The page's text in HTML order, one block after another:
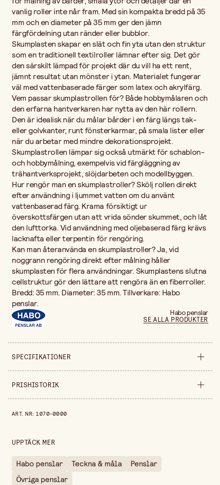
vanlig roller inte når fram. Med sin kompakta bredd på 35
mm och en diameter på 35 mm ger den jämn
färgfördelning utan ränder eller bubblor.
Skumplasten skapar en slät och fin yta utan den struktur
som en traditionell textilroller lämnar efter sig. Det gör
den särskilt lämpad för projekt där du vill ha ett rent,
jämnt resultat utan mönster i ytan. Materialet fungerar
väl med vattenbaserade färger som latex och akrylfärg.
Vem passar skumplastrollen för? Både hobbymålaren och
den erfarna hantverkaren har nytta av den här rollern.
Den är idealisk när du målar bårder i en färg längs tak-
eller golvkanter, runt fönsterkarmar, på smala lister eller
när du arbetar med mindre dekorationsprojekt.
Skumplastrollen lämpar sig också utmärkt för schablon-
och hobbymålning, exempelvis vid färgläggning av
trähantverksprojekt, slöjdarbeten och modellbyggen.
Hur rengör man en skumplastroller? Skölj rollen direkt
efter användning i ljummet vatten om du använt
vattenbaserad färg. Krama försiktigt ur
överskottsfärgen utan att vrida sönder skummet, och låt
den lufttorka. Vid användning med oljebaserad färg krävs
lacknafta eller terpentin för rengöring.
Kan man återanvända en skumplastroller? Ja, vid
noggrann rengöring direkt efter målning håller
skumplasten för flera användningar. Skumplastens slutna
cellstruktur gör den lättare att rengöra än en fiberroller.
Bredd: 35 mm. Diameter: 35 mm. Tillverkare: Habo
penslar.
Habo penslar
SE ALLA PRODUKTER
SPECIFIKATIONER
Säljs i styck
PRISHISTORIK
ART. NR:1070-0000
UPPTÄCK MER
Habo penslar Teckna & måla
Penslar
Övriga penslar